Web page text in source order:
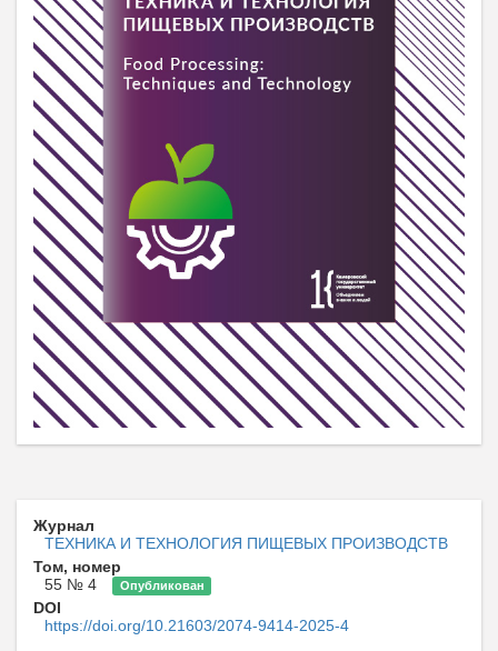
Журнал
ТЕХНИКА И ТЕХНОЛОГИЯ ПИЩЕВЫХ ПРОИЗВОДСТВ
Том, номер
55 № 4
Опубликован
DOI
https://doi.org/10.21603/2074-9414-2025-4